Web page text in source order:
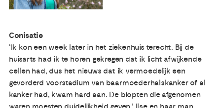
Conisatie
‘Ik kon een week later in het ziekenhuis terecht. Bij de
huisarts had ik te horen gekregen dat ik licht afwijkende
cellen had, dus het nieuws dat ik vermoedelijk een
gevorderd voorstadium van baarmoederhalskanker of al
kanker had, kwam hard aan. De biopten die afgenomen